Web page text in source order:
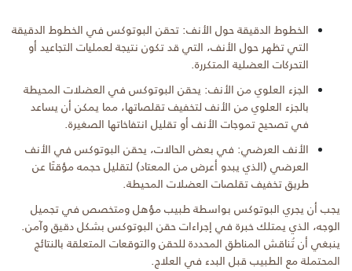
الخطوط الدقيقة حول الأنف: تحقن البوتوكس في الخطوط الدقيقة
التي تظهر حول الأنف، التي قد تكون نتيجة لعمليات التجاعيد أو
التحركات العضلية المتكررة.
الجزء العلوي من الأنف: يحقن البوتوكس في العضلات المحيطة
بالجزء العلوي من الأنف لتخفيف تقلصاتها، مما يمكن أن يساعد
في تصحيح تموجات الأنف أو تقليل انتفاخاتها الصغيرة.
الأنف العرضي: في بعض الحالات، يحقن البوتوكس في الأنف
العرضي (الذي يبدو أعرض من المعتاد) لتقليل حجمه مؤقتًا عن
طريق تخفيف تقلصات العضلات المحيطة.
يجب أن يجري البوتوكس بواسطة طبيب مؤهل ومتخصص في تجميل
الوجه، الذي يمتلك خبرة في إجراءات حقن البوتوكس بشكل دقيق وآمن.
ينبغي أن تُناقش المناطق المحددة للحقن والتوقعات المتعلقة بالنتائج
المحتملة مع الطبيب قبل البدء في العلاج.